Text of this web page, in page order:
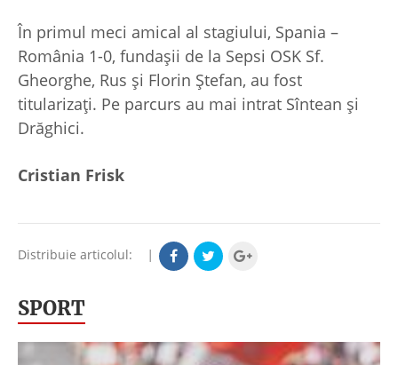
În primul meci amical al stagiului, Spania –
România 1-0, fundașii de la Sepsi OSK Sf.
Gheorghe, Rus și Florin Ștefan, au fost
titularizați. Pe parcurs au mai intrat Sîntean și
Drăghici.
Cristian Frisk
Distribuie articolul: |
SPORT